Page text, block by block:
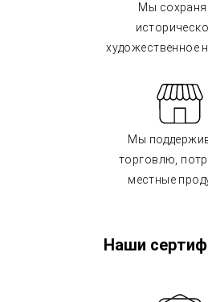
Мы
художественное
Мы
торговлю,
местные
Наши